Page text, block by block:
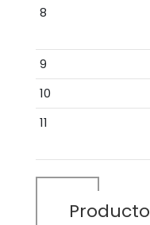
8
9
10
11
Producto